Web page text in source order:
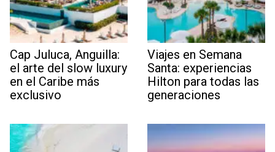
Cap Juluca, Anguilla:
el arte del slow luxury
en el Caribe más
exclusivo
Viajes en Semana
Santa: experiencias
Hilton para todas las
generaciones